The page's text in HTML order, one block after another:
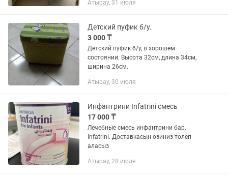
Атырау, 31 июля
Детский пуфик б/у.
3 000 ₸
Детский пуфик б/у, в хорошем
состоянии. Высота 32см, длина 34см,
ширина 26см.
Атырау, 30 июля
Инфантрини Infatrini смесь
17 000 ₸
Лечебные смесь инфантрини бар.
Infatrini. Доставкасын озиниз толеп
аласыз
Атырау, 28 июля